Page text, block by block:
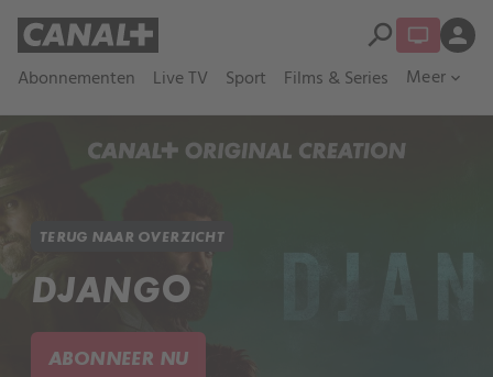
Abonnementen Live TV Sport Films & Series Meer expand_more
search person
TERUG NAAR OVERZICHT
DJANGO
ABONNEER NU